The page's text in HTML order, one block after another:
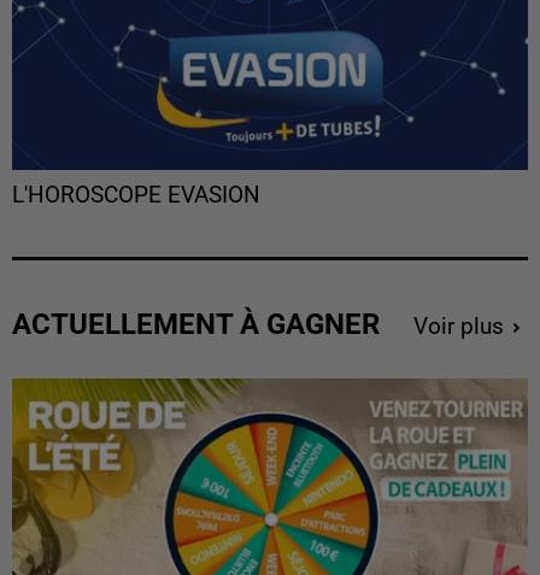
L'HOROSCOPE EVASION
ACTUELLEMENT À GAGNER Voir plus